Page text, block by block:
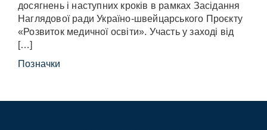
досягнень і наступних кроків в рамках Засідання
Наглядової ради Україно-швейцарського Проєкту
«Розвиток медичної освіти». Участь у заході від
[…]
Позначки